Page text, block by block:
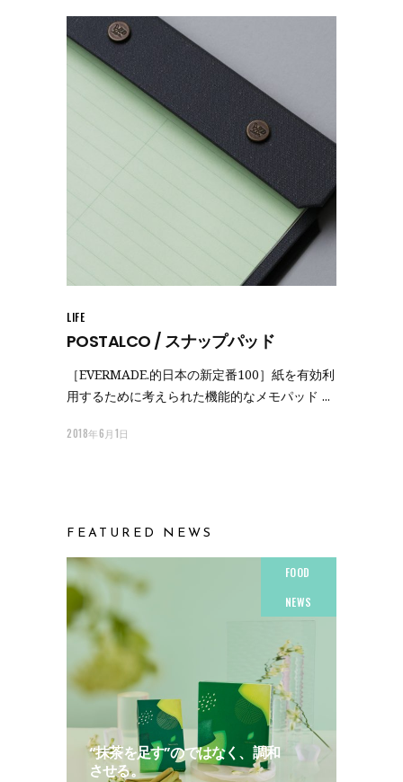
LIFE
POSTALCO / スナップパッド
［EVERMADE.的日本の新定番100］紙を有効利
用するために考えられた機能的なメモパッド
2018年6月1日
FEATURED NEWS
FOOD
NEWS
“抹茶を足す”のではなく、調和
させる。